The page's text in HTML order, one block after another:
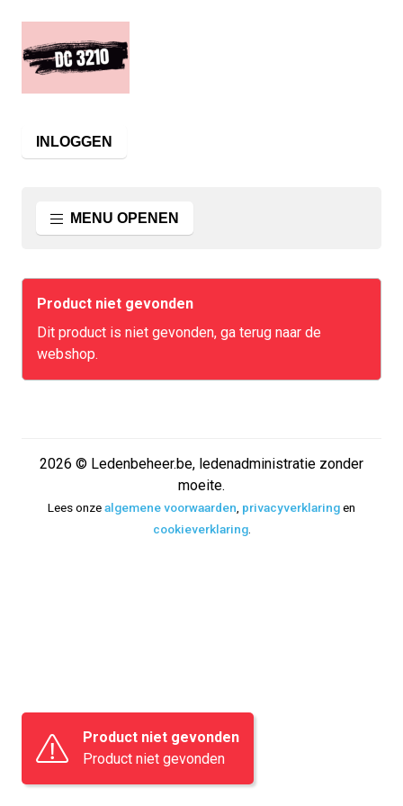
INLOGGEN
MENU OPENEN
Product niet gevonden
Dit product is niet gevonden, ga terug naar de
webshop.
2026 © Ledenbeheer.be, ledenadministratie zonder
moeite.
Lees onzealgemene voorwaarden, privacyverklaringen
cookieverklaring.
Product niet gevonden
Product niet gevonden